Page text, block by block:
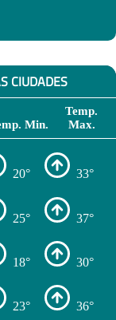
CIUDADES
Min.
Temp.
Max.
20° 33°
25° 37°
18° 30°
23° 36°